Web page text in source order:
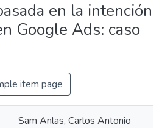
en la intención
Google Ads: caso
item page
Sam Anlas, Carlos Antonio